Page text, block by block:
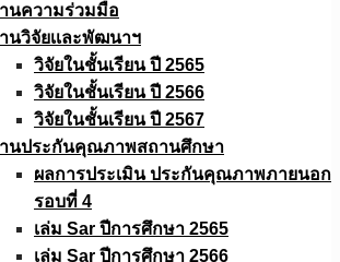
นความร่วมมือ
นวิจัยเเละพัฒนาฯ
วิจัยในชั้นเรียน ปี 2565
วิจัยในชั้นเรียน ปี 2566
วิจัยในชั้นเรียน ปี 2567
นประกันคุณภาพสถานศึกษา
ผลการประเมิน ประกันคุณภาพภายนอก
รอบที่ 4
เล่ม Sar ปีการศึกษา 2565
เล่ม Sar ปีการศึกษา 2566